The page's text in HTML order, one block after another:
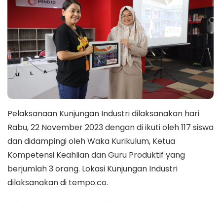
Pelaksanaan Kunjungan Industri dilaksanakan hari
Rabu, 22 November 2023 dengan di ikuti oleh 117 siswa
dan didampingi oleh Waka Kurikulum, Ketua
Kompetensi Keahlian dan Guru Produktif yang
berjumlah 3 orang. Lokasi Kunjungan Industri
dilaksanakan di tempo.co.